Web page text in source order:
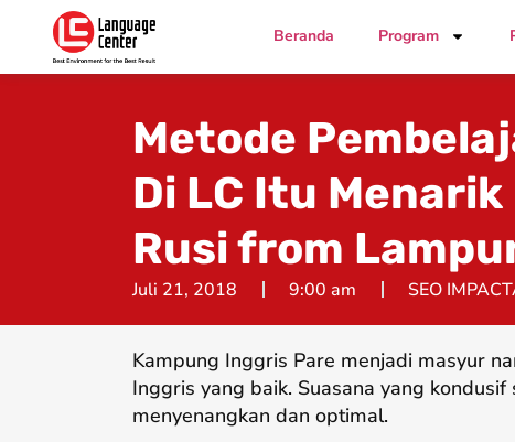
Beranda Program
Metode
Di LC Itu
Rusi from
Juli 21, 2018 9:00 am SEO
Kampung Inggris Pare menjadi masyur
Inggris yang baik. Suasana yang
menyenangkan dan optimal.